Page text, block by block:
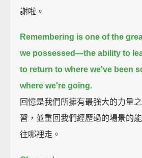
謝啦。
Remembering is one of the
we possessed—the ability to
to return to where we've been
where we're going.
回憶是我們所擁有最強大的力量
習，並重回我們經歷過的場景的
往哪裡走。